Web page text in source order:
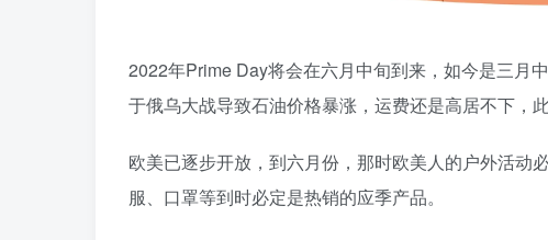
2022年Prime Day将会在六月中旬到来，如今是三月
于俄乌大战导致石油价格暴涨，运费还是高居不下，
欧美已逐步开放，到六月份，那时欧美人的户外活动
服、口罩等到时必定是热销的应季产品。